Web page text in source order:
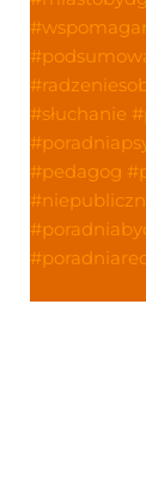
#słuchanie
#pedagog